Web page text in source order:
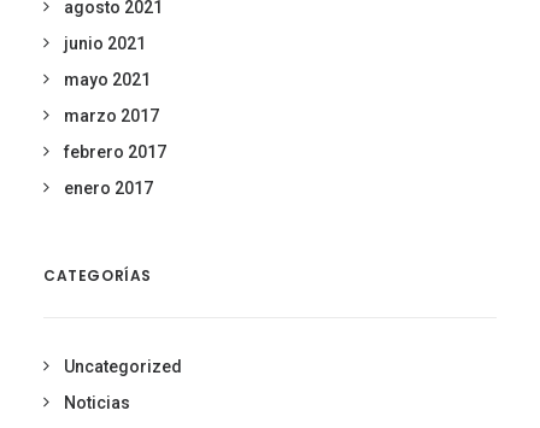
agosto 2021
junio 2021
mayo 2021
marzo 2017
febrero 2017
enero 2017
CATEGORÍAS
Uncategorized
Noticias